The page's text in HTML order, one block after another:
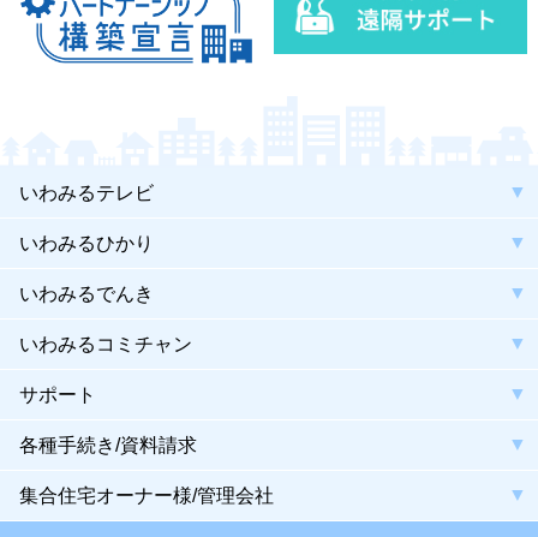
いわみるテレビ
いわみるひかり
いわみるでんき
いわみるコミチャン
サポート
各種手続き/資料請求
集合住宅オーナー様/管理会社